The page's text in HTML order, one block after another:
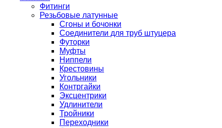
Фитинги
Резьбовые латунные
Сгоны и бочонки
Соединители для труб штуцера
Футорки
Муфты
Ниппели
Крестовины
Угольники
Контргайки
Эксцентрики
Удлинители
Тройники
Переходники